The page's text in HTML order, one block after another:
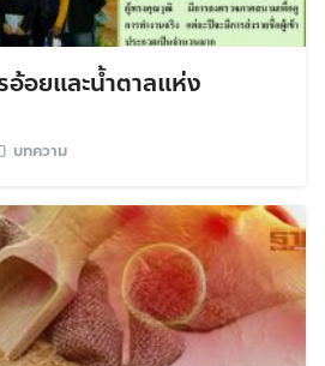
อยและน้ำตาลแห่ง
บทความ